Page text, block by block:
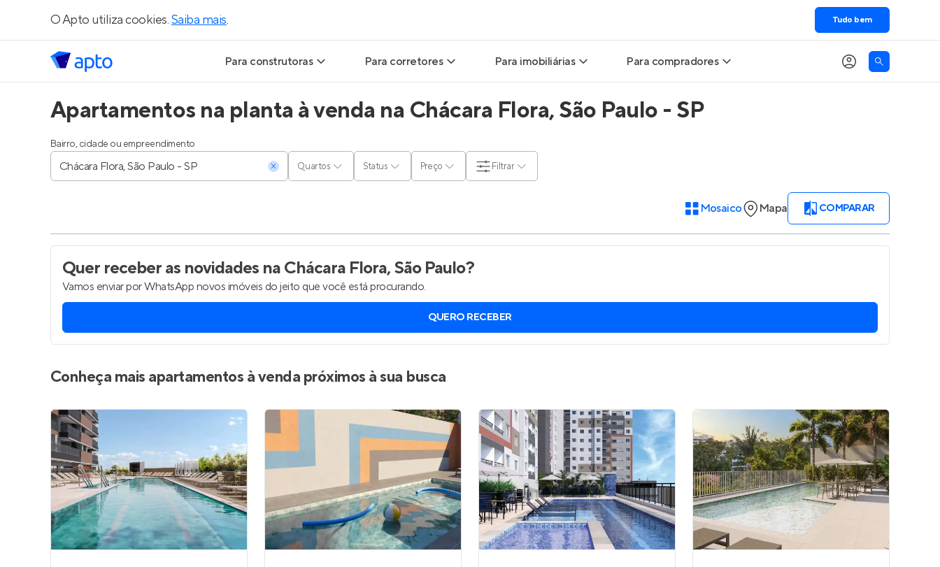
O Apto utiliza cookies.Saiba mais. Tudo bem
Entrar no Apto
Para construtoras
Geração de Leads
Geração de Vendas
Anunciar Imóveis
Para corretores
Leads para Corretores
Parcerias imobiliárias
Anunciar imóveis
Entrar no Painel de Clientes
Para imobiliárias
Leads para Imobiliárias
Anunciar imóveis
Para compradores
Buscar um imóvel novo
Correção do INCC
Apartamentos na planta à venda na Chácara Flora, São Paulo - SP
Bairro, cidade ou empreendimento
Quartos Status Preço Filtrar
Mosaico Mapa COMPARAR
Quer receber as novidades na Chácara Flora, São Paulo?
Vamos enviar por WhatsApp novos imóveis do jeito que você está procurando.
QUERO RECEBER
Conheça mais apartamentos à venda próximos à sua busca